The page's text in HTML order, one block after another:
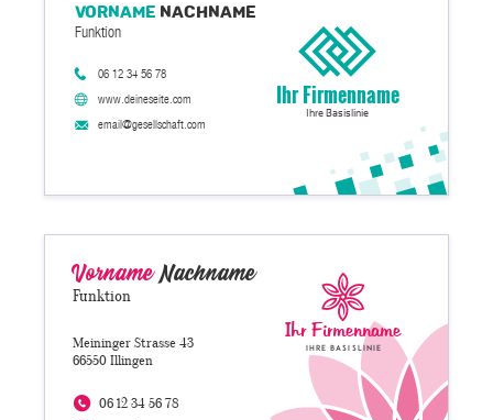
www.deineseite.com
email@gesellschaft.com
Funktion
06 12 34 56 78
Vorname Nachname
Ihr Firmenname
Ihre Basislinie
06 12 34 56 78
Funktion
Meininger Strasse 43
66550 Illingen
VornameNachname
Ihr Firmenname
Ihre Basislinie